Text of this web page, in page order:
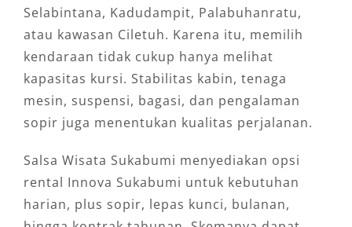
Selabintana, Kadudampit, Palabuhanratu,
atau kawasan Ciletuh. Karena itu, memilih
kendaraan tidak cukup hanya melihat
kapasitas kursi. Stabilitas kabin, tenaga
mesin, suspensi, bagasi, dan pengalaman
sopir juga menentukan kualitas perjalanan.
Salsa Wisata Sukabumi menyediakan opsi
rental Innova Sukabumi untuk kebutuhan
harian, plus sopir, lepas kunci, bulanan,